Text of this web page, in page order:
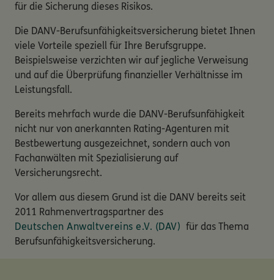
für die Sicherung dieses Risikos.
Die DANV-Berufsunfähigkeitsversicherung bietet Ihnen
viele Vorteile speziell für Ihre Berufsgruppe.
Beispielsweise verzichten wir auf jegliche Verweisung
und auf die Überprüfung finanzieller Verhältnisse im
Leistungsfall.
Bereits mehrfach wurde die DANV-Berufsunfähigkeit
nicht nur von anerkannten Rating-Agenturen mit
Bestbewertung ausgezeichnet, sondern auch von
Fachanwälten mit Spezialisierung auf
Versicherungsrecht.
Vor allem aus diesem Grund ist die DANV bereits seit
2011 Rahmenvertragspartner des
Deutschen Anwaltvereins e.V. (DAV) für das Thema
Berufsunfähigkeitsversicherung.